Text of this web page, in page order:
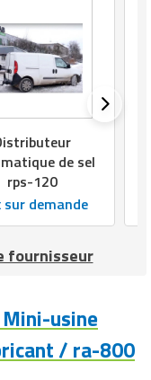
de sel
rps-120
sur demande
fournisseur
usine
/ ra-800